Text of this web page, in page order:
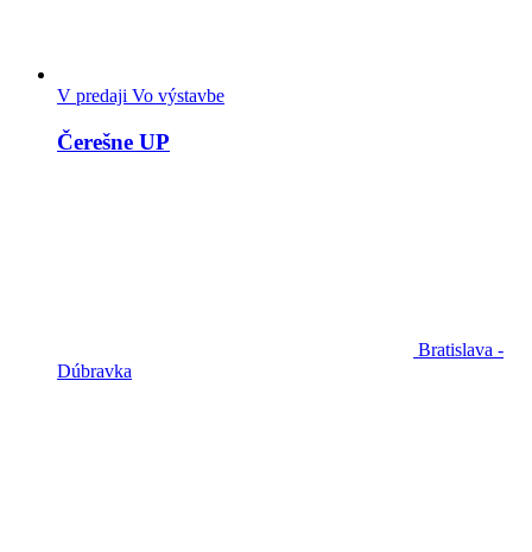
V predaji Vo výstavbe
Čerešne UP
Bratislava -
Dúbravka